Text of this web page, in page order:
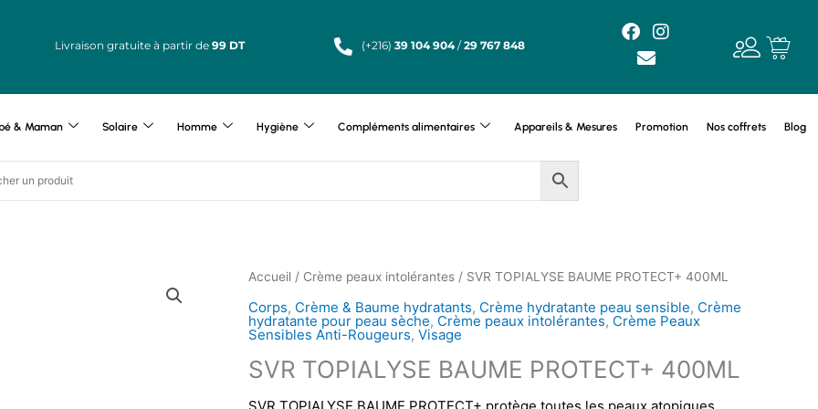
Livraison gratuite à partir de99 DT (+216) 39 104 904/29 767 848
F
a
c
o
I
g
r
E
n
v
o
p
& Maman Solaire Homme Hygiène Compléments alimentaires Appareils & Mesures Promotion Nos coffrets Blog
Accueil / Crème peaux intolérantes / SVR TOPIALYSE BAUME PROTECT+ 400ML
Corps, Crème & Baume hydratants, Crème hydratante peau sensible, Crème
hydratante pour peau sèche, Crème peaux intolérantes, Crème Peaux
Sensibles Anti-Rougeurs, Visage
SVR TOPIALYSE BAUME PROTECT+ 400ML